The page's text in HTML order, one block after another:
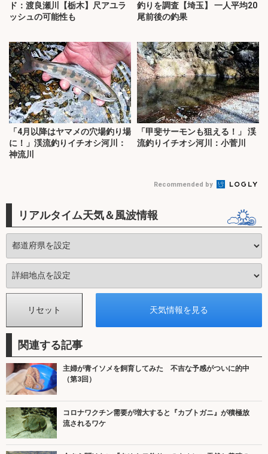
ド：渡良瀬川【栃木】尺アユラ
ッシュの可能性も
釣りを調査【埼玉】 一人平均20
尾前後の釣果
「4月以降はヤマメの穴場釣り場
に！」渓流釣りイチオシ河川：
神流川
「甲斐サーモンも狙える！」 渓
流釣りイチオシ河川：小菅川
Recommended by
リアルタイム天気＆風波情報
関連する記事
主婦が青イソメを飼育してみた 不吉な予感がついに的中
（第3回）
コロナワクチン需要が増大すると『カブトガニ』が積極放
流されるワケ